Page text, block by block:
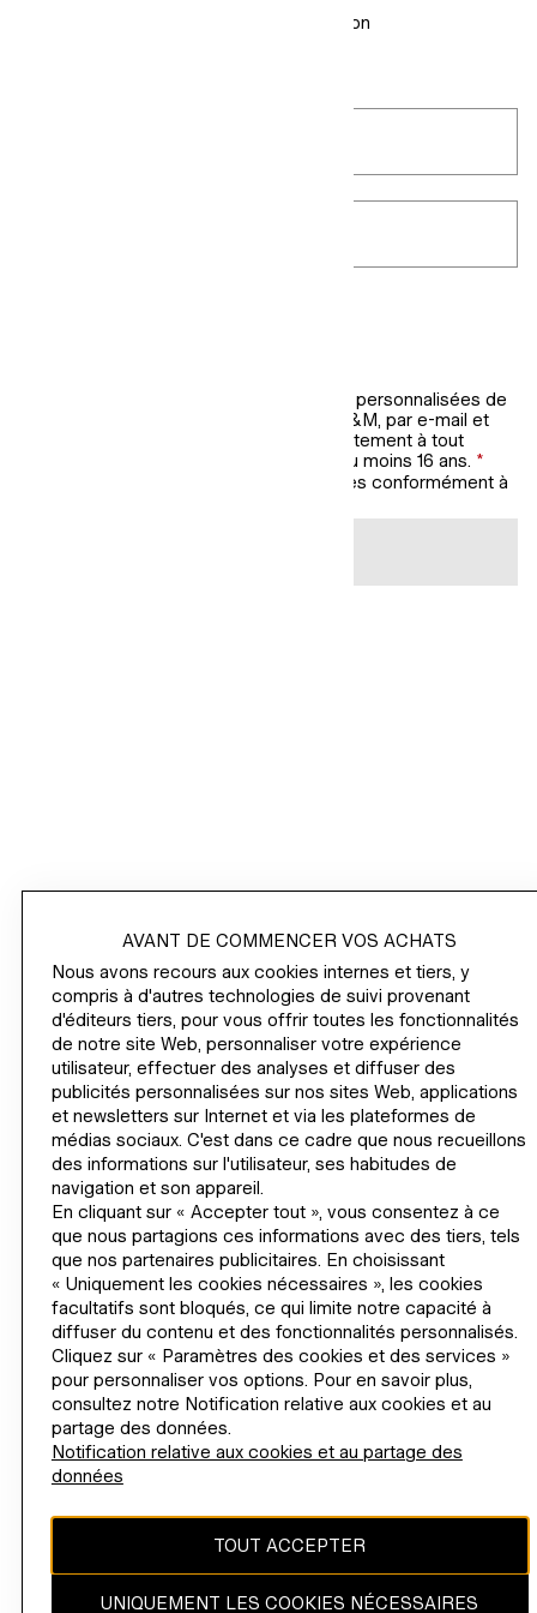
Envoi gratuit dans votre boîte de réception
Je souhaite recevoir des promotions personnalisées de
la part de H&M, marque du groupe H&M, par e-mail et
par SMS. Je peux retirer mon consentement à tout
moment. Je confirme être âgé(e) d'au moins 16 ans. *
Nous traiterons vos données personnelles conformément à
COMMANDER
INFORMATIONS SUR L'ENTREPRISE
AIDE
INSCRIPTION
H&M
France (€) CHANGER DE RÉGION
INSTAGRAMICON
TIKTOKLOGOSPOTIFYICONYOUTUBEICON
Le contenu de ce site est protégé par les droits d'auteur et demeure
AVANT DE COMMENCER VOS ACHATS
Nous avons recours aux cookies internes et tiers, y
compris à d'autres technologies de suivi provenant
d'éditeurs tiers, pour vous offrir toutes les fonctionnalités
de notre site Web, personnaliser votre expérience
utilisateur, effectuer des analyses et diffuser des
publicités personnalisées sur nos sites Web, applications
et newsletters sur Internet et via les plateformes de
médias sociaux. C'est dans ce cadre que nous recueillons
des informations sur l'utilisateur, ses habitudes de
navigation et son appareil.
En cliquant sur « Accepter tout », vous consentez à ce
que nous partagions ces informations avec des tiers, tels
que nos partenaires publicitaires. En choisissant
« Uniquement les cookies nécessaires », les cookies
facultatifs sont bloqués, ce qui limite notre capacité à
diffuser du contenu et des fonctionnalités personnalisés.
Cliquez sur « Paramètres des cookies et des services »
pour personnaliser vos options. Pour en savoir plus,
consultez notre Notification relative aux cookies et au
partage des données.
Notification relative aux cookies et au partage des
données
TOUT ACCEPTER
UNIQUEMENT LES COOKIES NÉCESSAIRES